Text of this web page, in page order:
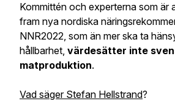
Kommittén och experterna som är
fram nya nordiska
NNR2022, som än mer ska ta
hållbarhet, värdesätter inte
matproduktion.
Vad säger Stefan Hellstrand?